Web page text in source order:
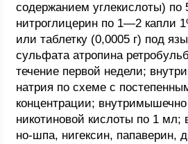
содержанием углекислоты)
нитроглицерин по 1—2 капли
или таблетку (0,0005 г) под
сульфата атропина
течение первой недели;
натрия по схеме с
концентрации;
никотиновой кислоты по 1 мл;
но-шпа, нигексин, папаверин,